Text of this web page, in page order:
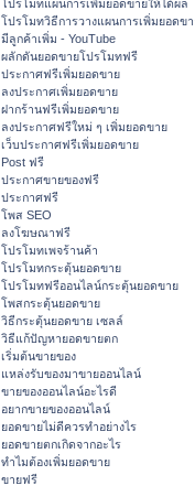
โปรโมทแผนการเพิ่มยอดขายให้ได้ผล
โปรโมทวิธีการวางแผนการเพิ่มยอดข
มีลูกค้าเพิ่ม - YouTube
ผลักดันยอดขายโปรโมทฟรี
ประกาศฟรีเพิ่มยอดขาย
ลงประกาศเพิ่มยอดขาย
ฝากร้านฟรีเพิ่มยอดขาย
ลงประกาศฟรีใหม่ ๆ เพิ่มยอดขาย
เว็บประกาศฟรีเพิ่มยอดขาย
Post ฟรี
ประกาศขายของฟรี
ประกาศฟรี
โพส SEO
ลงโฆษณาฟรี
โปรโมทเพจร้านค้า
โปรโมทกระตุ้นยอดขาย
โปรโมทฟรีออนไลน์กระตุ้นยอดขาย
โพสกระตุ้นยอดขาย
วิธีกระตุ้นยอดขาย เซลล์
วิธีแก้ปัญหายอดขายตก
เริ่มต้นขายของ
แหล่งรับของมาขายออนไลน์
ขายของออนไลน์อะไรดี
อยากขายของออนไลน์
ยอดขายไม่ดีควรทำอย่างไร
ยอดขายตกเกิดจากอะไร
ทำไมต้องเพิ่มยอดขาย
ขายฟรี